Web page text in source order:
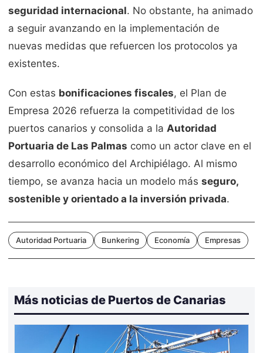
seguridad internacional. No obstante, ha animado
a seguir avanzando en la implementación de
nuevas medidas que refuercen los protocolos ya
existentes.
Con estas bonificaciones fiscales, el Plan de
Empresa 2026 refuerza la competitividad de los
puertos canarios y consolida a la Autoridad
Portuaria de Las Palmas como un actor clave en el
desarrollo económico del Archipiélago. Al mismo
tiempo, se avanza hacia un modelo más seguro,
sostenible y orientado a la inversión privada.
Autoridad Portuaria Bunkering Economía Empresas
Más noticias de Puertos de Canarias